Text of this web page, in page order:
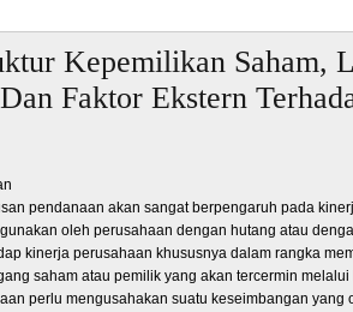
Kepemilikan Saham,
Faktor Ekstern
pendanaan akan sangat berpengaruh pada
oleh perusahaan dengan hutang atau
kinerja perusahaan khususnya dalam rangka
saham atau pemilik yang akan tercermin
perlu mengusahakan suatu keseimbangan yang